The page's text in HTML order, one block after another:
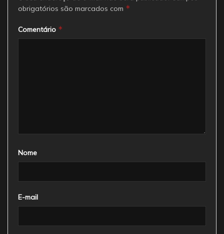
obrigatórios são marcados com *
Comentário *
Nome
E-mail